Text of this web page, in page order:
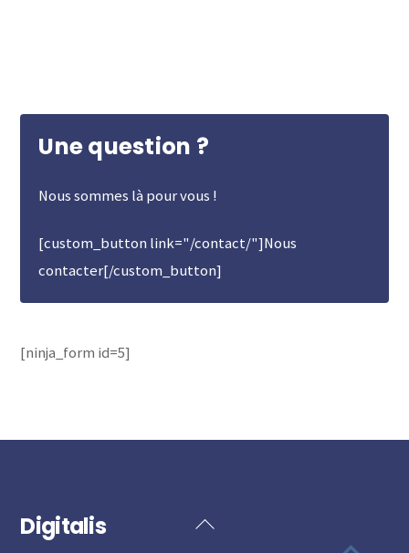
Une question ?
Nous sommes là pour vous !
[custom_button link="/contact/"]Nous
contacter[/custom_button]
[ninja_form id=5]
Back
Digitalis